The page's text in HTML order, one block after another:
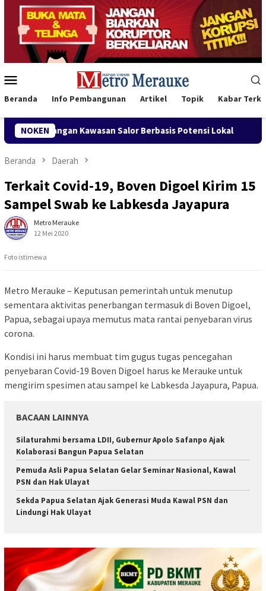
Loncat
konten
Mobile
Beranda Info Pembangunan Artikel Topik Kabar
NOKEN
Salor Berbasis Potensi Lokal Bank Mandiri Region
Beranda Daerah
Terkait Covid-19, Boven Digoel Kirim 15
Sampel Swab ke Labkesda Jayapura
Metro Merauke
12 Mei 2020
Foto istimewa
Metro Merauke – Keputusan pemerintah untuk menutup
sementara aktivitas penerbangan termasuk di Boven Digoel,
Papua, sebagai upaya memutus mata rantai penyebaran virus
corona.
Kondisi ini harus membuat tim gugus tugas pencegahan
penyebaran Covid-19 Boven Digoel harus ke Merauke untuk
mengirim spesimen atau sampel ke Labkesda Jayapura, Papua.
BACAAN LAINNYA
Silaturahmi bersama LDII, Gubernur Apolo Safanpo Ajak
Kolaborasi Bangun Papua Selatan
Pemuda Asli Papua Selatan Gelar Seminar Nasional, Kawal
PSN dan Hak Ulayat
Sekda Papua Selatan Ajak Generasi Muda Kawal PSN dan
Lindungi Hak Ulayat